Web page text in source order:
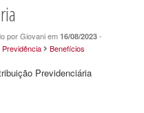
por Giovani em 16/08/2023 -
Previdência Benefícios
Previdenciária